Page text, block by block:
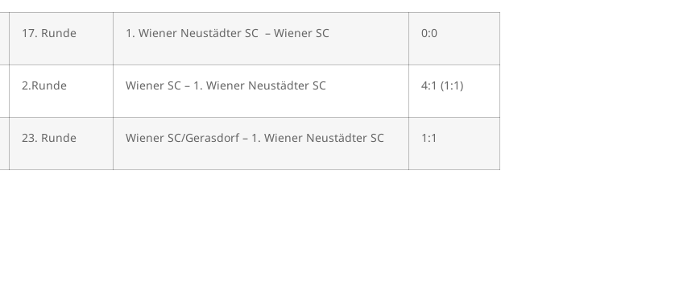
17. Runde 1. Wiener Neustädter SC – Wiener SC 0:0
2.Runde Wiener SC – 1. Wiener Neustädter SC 4:1 (1:1)
23. Runde Wiener SC/Gerasdorf – 1. Wiener Neustädter SC 1:1